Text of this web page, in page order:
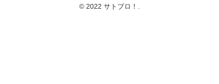
© 2022 サトブロ！.